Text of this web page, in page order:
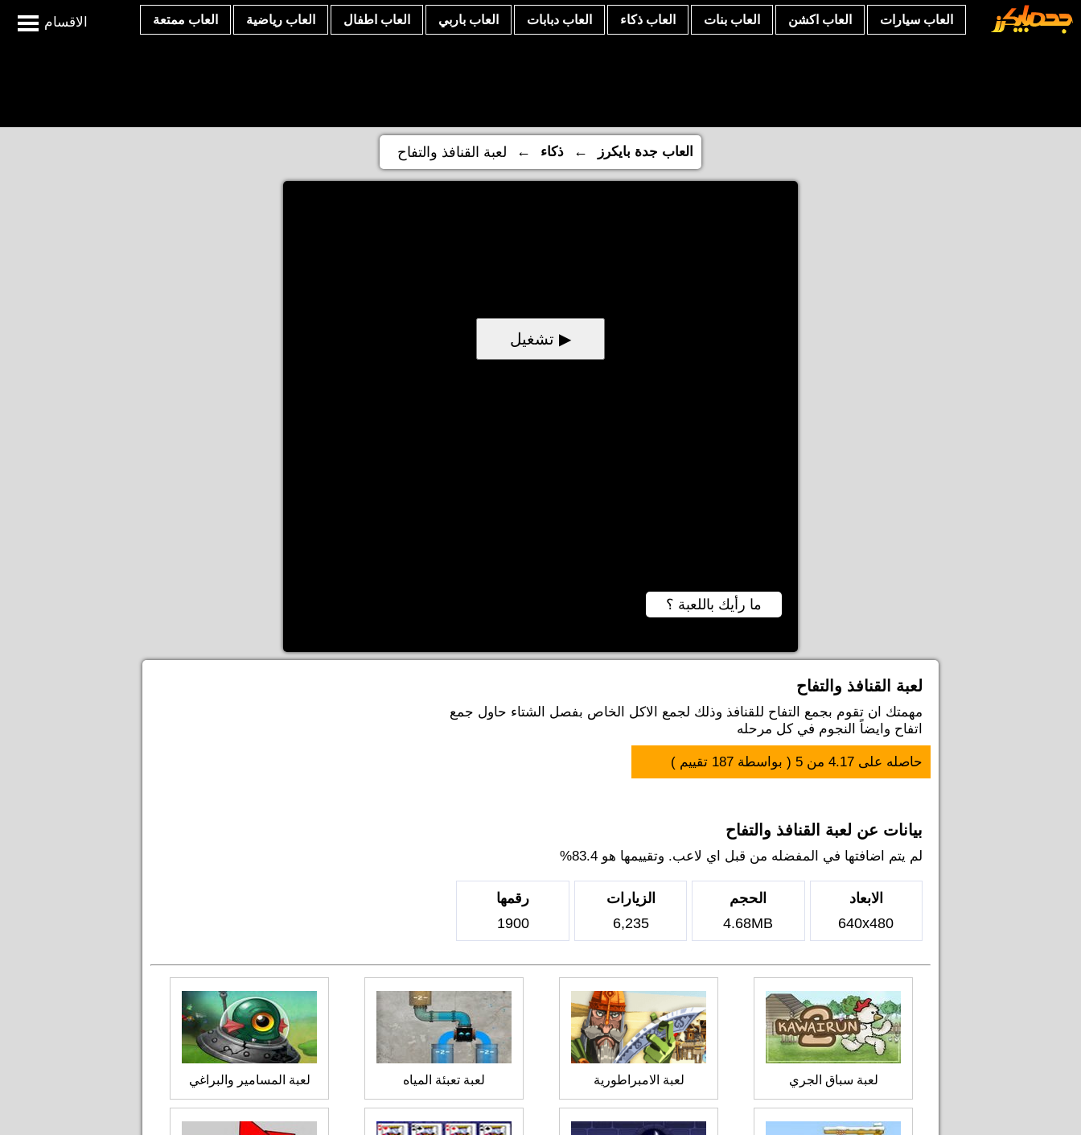
الاقسام العاب سيارات العاب اكشن العاب بنات العاب ذكاء العاب دبابات العاب باربي العاب اطفال العاب رياضية العاب ممتعة
العاب جدة بايكرز ← ذكاء ← لعبة القنافذ والتفاح
▶ تشغيل
ما رأيك باللعبة ؟
لعبة القنافذ والتفاح
مهمتك ان تقوم بجمع التفاح للقنافذ وذلك لجمع الاكل الخاص بفصل الشتاء حاول جمع
اتفاح وايضاً النجوم في كل مرحله
حاصله على 4.17 من 5 ( بواسطة 187 تقييم )
بيانات عن لعبة القنافذ والتفاح
لم يتم اضافتها في المفضله من قبل اي لاعب. وتقييمها هو 83.4%
الابعاد
640x480
الحجم
4.68MB
الزيارات
6,235
رقمها
1900
لعبة سباق الجري لعبة الامبراطورية لعبة تعبئة المياه لعبة المسامير والبراغي